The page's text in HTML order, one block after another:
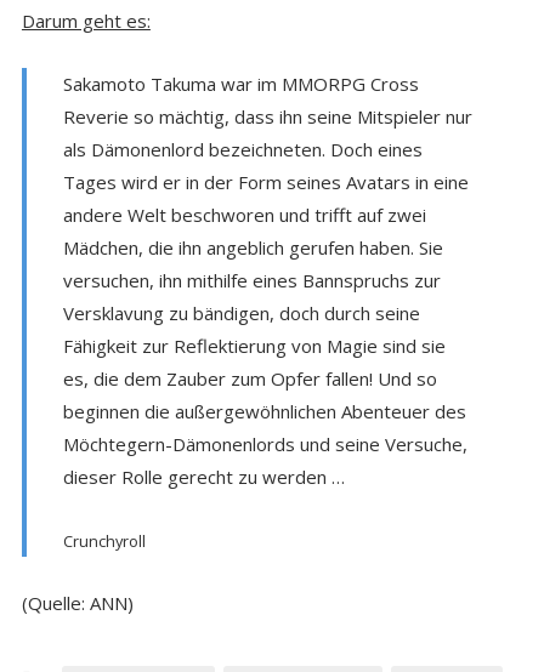
Darum geht es:
Sakamoto Takuma war im MMORPG Cross
Reverie so mächtig, dass ihn seine Mitspieler nur
als Dämonenlord bezeichneten. Doch eines
Tages wird er in der Form seines Avatars in eine
andere Welt beschworen und trifft auf zwei
Mädchen, die ihn angeblich gerufen haben. Sie
versuchen, ihn mithilfe eines Bannspruchs zur
Versklavung zu bändigen, doch durch seine
Fähigkeit zur Reflektierung von Magie sind sie
es, die dem Zauber zum Opfer fallen! Und so
beginnen die außergewöhnlichen Abenteuer des
Möchtegern-Dämonenlords und seine Versuche,
dieser Rolle gerecht zu werden …
Crunchyroll
(Quelle: ANN)